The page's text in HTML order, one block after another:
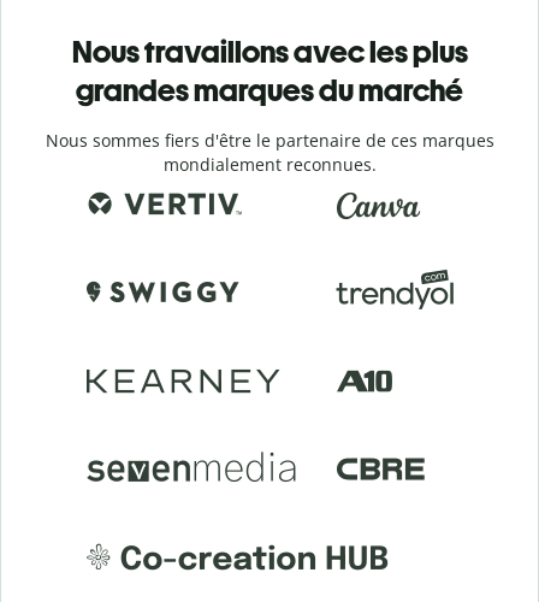
Nous travaillons avec les plus
grandes marques du marché
Nous sommes fiers d'être le partenaire de ces marques
mondialement reconnues.